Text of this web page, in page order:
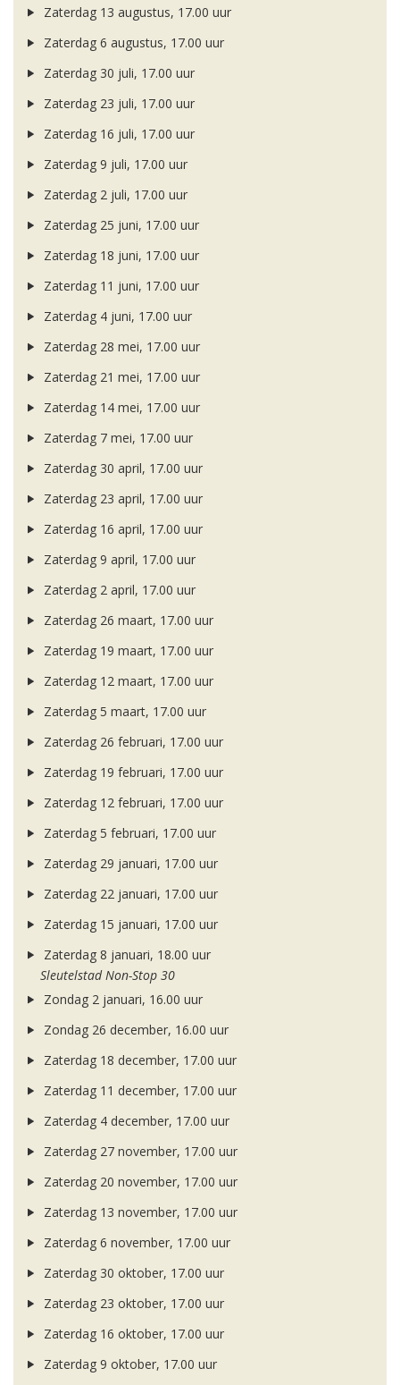
Zaterdag 13 augustus, 17.00 uur
Zaterdag 6 augustus, 17.00 uur
Zaterdag 30 juli, 17.00 uur
Zaterdag 23 juli, 17.00 uur
Zaterdag 16 juli, 17.00 uur
Zaterdag 9 juli, 17.00 uur
Zaterdag 2 juli, 17.00 uur
Zaterdag 25 juni, 17.00 uur
Zaterdag 18 juni, 17.00 uur
Zaterdag 11 juni, 17.00 uur
Zaterdag 4 juni, 17.00 uur
Zaterdag 28 mei, 17.00 uur
Zaterdag 21 mei, 17.00 uur
Zaterdag 14 mei, 17.00 uur
Zaterdag 7 mei, 17.00 uur
Zaterdag 30 april, 17.00 uur
Zaterdag 23 april, 17.00 uur
Zaterdag 16 april, 17.00 uur
Zaterdag 9 april, 17.00 uur
Zaterdag 2 april, 17.00 uur
Zaterdag 26 maart, 17.00 uur
Zaterdag 19 maart, 17.00 uur
Zaterdag 12 maart, 17.00 uur
Zaterdag 5 maart, 17.00 uur
Zaterdag 26 februari, 17.00 uur
Zaterdag 19 februari, 17.00 uur
Zaterdag 12 februari, 17.00 uur
Zaterdag 5 februari, 17.00 uur
Zaterdag 29 januari, 17.00 uur
Zaterdag 22 januari, 17.00 uur
Zaterdag 15 januari, 17.00 uur
Zaterdag 8 januari, 18.00 uur
Sleutelstad Non-Stop 30
Zondag 2 januari, 16.00 uur
Zondag 26 december, 16.00 uur
Zaterdag 18 december, 17.00 uur
Zaterdag 11 december, 17.00 uur
Zaterdag 4 december, 17.00 uur
Zaterdag 27 november, 17.00 uur
Zaterdag 20 november, 17.00 uur
Zaterdag 13 november, 17.00 uur
Zaterdag 6 november, 17.00 uur
Zaterdag 30 oktober, 17.00 uur
Zaterdag 23 oktober, 17.00 uur
Zaterdag 16 oktober, 17.00 uur
Zaterdag 9 oktober, 17.00 uur